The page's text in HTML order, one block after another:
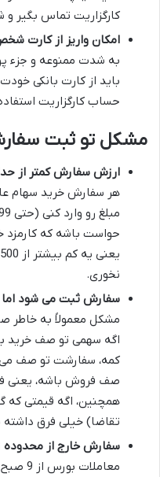
کارگزاریت تماس بگیر و
امکان واریز از کارت
به شدت ممنوعه و جزء
باید از کارت بانکی
حساب کارگزاریت
مشکل تو ثبت
ارزش سفارش کمتر از
حواست باشه که کارمزد
نخوری.
سفارش ثبت می شود
مشکل معمولاً به
اگه سهمی تو صف خرید
کمه، سفارشت تو صف می
صف فروش باشه، یعنی
همچنین، اگه قیمتی که
تقاضا) خیلی فرق
سفارش خارج از محدوده